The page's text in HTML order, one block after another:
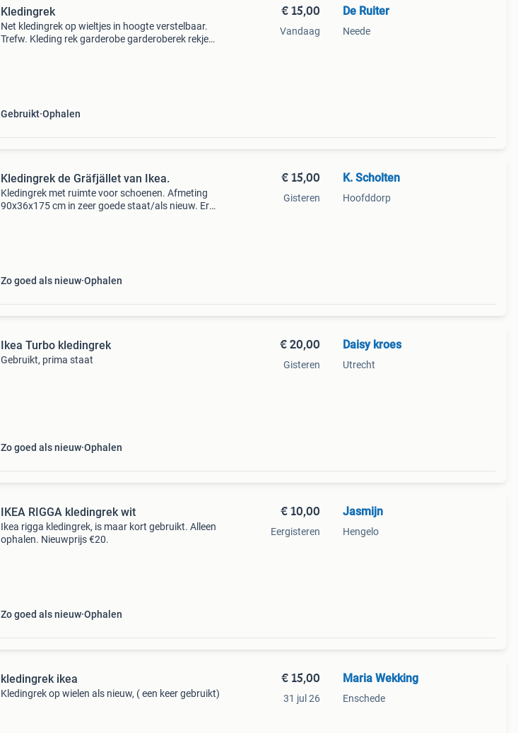
Kledingrek
Net kledingrek op wieltjes in hoogte verstelbaar.
Trefw. Kleding rek garderobe garderoberek rekje
Gebruikt Ophalen
€ 15,00
Vandaag
De Ruiter
Neede
Kledingrek de Gräfjället van Ikea.
Kledingrek met ruimte voor schoenen. Afmeting
90x36x175 cm in zeer goede staat/als nieuw. Er
Zo goed als nieuw Ophalen
€ 15,00
Gisteren
K. Scholten
Hoofddorp
Ikea Turbo kledingrek
Gebruikt, prima staat
Zo goed als nieuw Ophalen
€ 20,00
Gisteren
Daisy kroes
Utrecht
IKEA RIGGA kledingrek wit
Ikea rigga kledingrek, is maar kort gebruikt. Alleen
ophalen. Nieuwprijs €20.
Zo goed als nieuw Ophalen
€ 10,00
Eergisteren
Jasmijn
Hengelo
kledingrek ikea
Kledingrek op wielen als nieuw, ( een keer gebruikt)
€ 15,00
31 jul 26
Maria Wekking
Enschede